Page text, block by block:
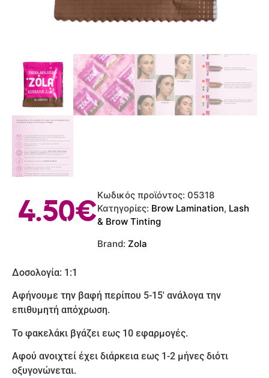
4.50€Κωδικός προϊόντος: 05318
Κατηγορίες: Brow Lamination, Lash
& Brow Tinting
Brand: Zola
Δοσολογία: 1:1
Αφήνουμε την βαφή περίπου 5-15′ ανάλογα την
επιθυμητή απόχρωση.
Το φακελάκι βγάζει εως 10 εφαρμογές.
Αφού ανοιχτεί έχει διάρκεια εως 1-2 μήνες διότι
οξυγονώνεται.